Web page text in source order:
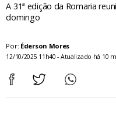
A 31ª edição da Romaria
domingo
Por: Éderson Mores
12/10/2025 11h40 - Atualizado há 10